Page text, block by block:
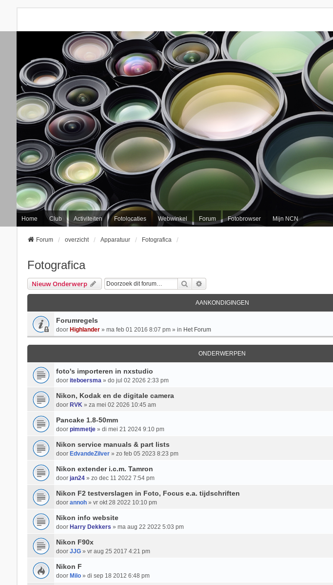
Home Club Activiteiten Fotolocaties Webwinkel Forum Fotobrowser Mijn NCN
Forum overzicht Apparatuur Fotografica
Fotografica
Nieuw Onderwerp Zoek
AANKONDIGINGEN
Forumregels
door Highlander» ma feb 01 2016 8:07 pm » in Het Forum
ONDERWERPEN
foto's importeren in nxstudio
door iteboersma» do jul 02 2026 2:33 pm
Nikon, Kodak en de digitale camera
door RVK» za mei 02 2026 10:45 am
Pancake 1.8-50mm
door pimmetje» di mei 21 2024 9:10 pm
Nikon service manuals & part lists
door EdvandeZilver» zo feb 05 2023 8:23 pm
Nikon extender i.c.m. Tamron
door jan24» zo dec 11 2022 7:54 pm
Nikon F2 testverslagen in Foto, Focus e.a. tijdschriften
door annoh» vr okt 28 2022 10:10 pm
Nikon info website
door Harry Dekkers » ma aug 22 2022 5:03 pm
Nikon F90x
door JJG» vr aug 25 2017 4:21 pm
Nikon F
door Milo» di sep 18 2012 6:48 pm